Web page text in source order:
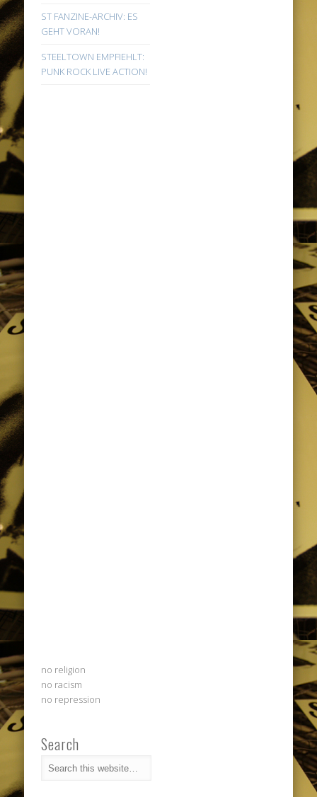
ST FANZINE-ARCHIV: ES
GEHT VORAN!
STEELTOWN EMPFIEHLT:
PUNK ROCK LIVE ACTION!
no religion
no racism
no repression
Search